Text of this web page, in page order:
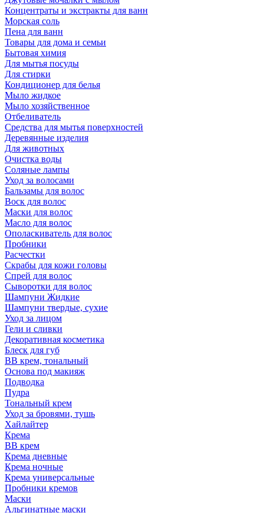
Концентраты и экстракты для ванн
Морская соль
Пена для ванн
Товары для дома и семьи
Бытовая химия
Для мытья посуды
Для стирки
Кондиционер для белья
Мыло жидкое
Мыло хозяйственное
Отбеливатель
Средства для мытья поверхностей
Деревянные изделия
Для животных
Очистка воды
Соляные лампы
Уход за волосами
Бальзамы для волос
Воск для волос
Маски для волос
Масло для волос
Ополаскиватель для волос
Пробники
Расчестки
Скрабы для кожи головы
Спрей для волос
Сыворотки для волос
Шампуни Жидкие
Шампуни твердые, сухие
Уход за лицом
Гели и сливки
Декоративная косметика
Блеск для губ
ВВ крем, тональный
Основа под макияж
Подводка
Пудра
Тональный крем
Уход за бровями, тушь
Хайлайтер
Крема
ВВ крем
Крема дневные
Крема ночные
Крема универсальные
Пробники кремов
Маски
Альгинатные маски